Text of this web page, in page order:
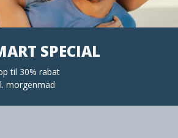
SPECIAL
til 30% rabat
morgenmad